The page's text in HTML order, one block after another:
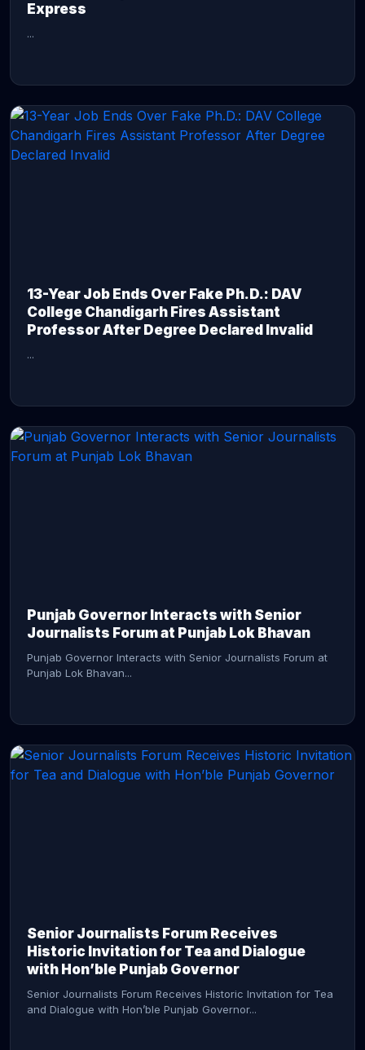
Express
...
13-Year Job Ends Over Fake Ph.D.: DAV
College Chandigarh Fires Assistant
Professor After Degree Declared Invalid
...
Punjab Governor Interacts with Senior
Journalists Forum at Punjab Lok Bhavan
Punjab Governor Interacts with Senior Journalists Forum at
Punjab Lok Bhavan...
Senior Journalists Forum Receives
Historic Invitation for Tea and Dialogue
with Hon’ble Punjab Governor
Senior Journalists Forum Receives Historic Invitation for Tea
and Dialogue with Hon’ble Punjab Governor...